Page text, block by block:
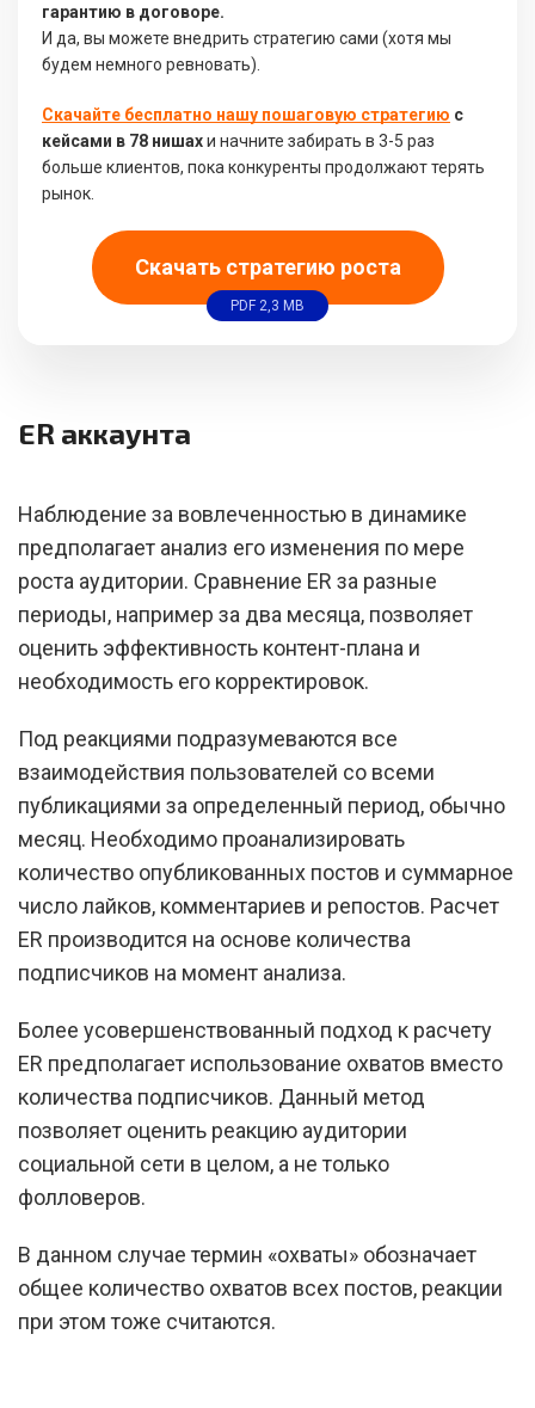
гарантию в договоре.
И да, вы можете внедрить стратегию сами (хотя мы
будем немного ревновать).
Скачайте бесплатно нашу пошаговую стратегию с
кейсами в 78 нишахи начните забирать в 3-5 раз
больше клиентов, пока конкуренты продолжают терять
рынок.
Скачать стратегию роста
PDF 2,3 MB
ER аккаунта
Наблюдение за вовлеченностью в динамике
предполагает анализ его изменения по мере
роста аудитории. Сравнение ER за разные
периоды, например за два месяца, позволяет
оценить эффективность контент-плана и
необходимость его корректировок.
Под реакциями подразумеваются все
взаимодействия пользователей со всеми
публикациями за определенный период, обычно
месяц. Необходимо проанализировать
количество опубликованных постов и суммарное
число лайков, комментариев и репостов. Расчет
ER производится на основе количества
подписчиков на момент анализа.
Более усовершенствованный подход к расчету
ER предполагает использование охватов вместо
количества подписчиков. Данный метод
позволяет оценить реакцию аудитории
социальной сети в целом, а не только
фолловеров.
В данном случае термин «охваты» обозначает
общее количество охватов всех постов, реакции
при этом тоже считаются.